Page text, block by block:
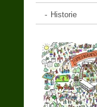
Historie